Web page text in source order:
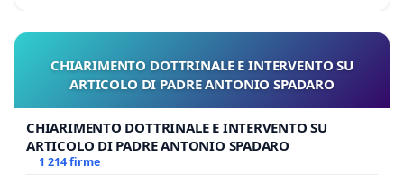
CHIARIMENTO DOTTRINALE E INTERVENTO SU
ARTICOLO DI PADRE ANTONIO SPADARO
CHIARIMENTO DOTTRINALE E INTERVENTO SU
ARTICOLO DI PADRE ANTONIO SPADARO
1 214 firme